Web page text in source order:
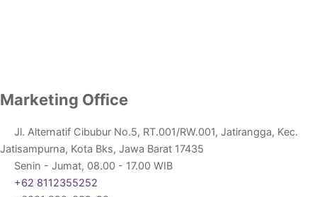
Marketing Office
Jl. Alternatif Cibubur No.5, RT.001/RW.001, Jatirangga, Kec.
Jatisampurna, Kota Bks, Jawa Barat 17435
Senin - Jumat, 08.00 - 17.00 WIB
+62 8112355252